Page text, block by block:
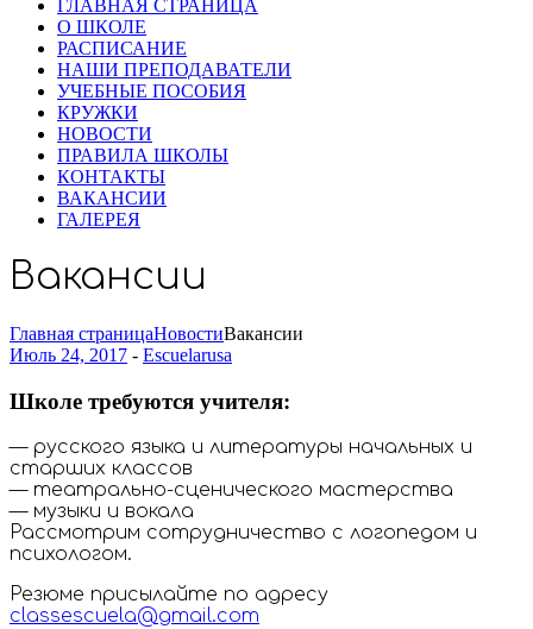
ГЛАВНАЯ СТРАНИЦА
О ШКОЛЕ
РАСПИСАНИЕ
НАШИ ПРЕПОДАВАТЕЛИ
УЧЕБНЫЕ ПОСОБИЯ
КРУЖКИ
НОВОСТИ
ПРАВИЛА ШКОЛЫ
КОНТАКТЫ
ВАКАНСИИ
ГАЛЕРЕЯ
Вакансии
Главная страницаНовостиВакансии
Июль 24, 2017 - Escuelarusa
Школе требуются учителя:
— русского языка и литературы начальных и
старших классов
— театрально-сценического мастерства
— музыки и вокала
Рассмотрим сотрудничество с логопедом и
психологом.
Резюме присылайте по адресу
classescuela@gmail.com